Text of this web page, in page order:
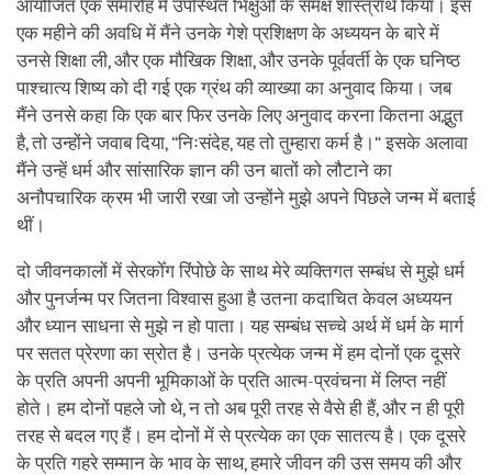
आयोजित एक समारोह में उपस्थित भिक्षुओं के समक्ष शास्त्रार्थ किया। इस
एक महीने की अवधि में मैंने उनके गेशे प्रशिक्षण के अध्ययन के बारे में
उनसे शिक्षा ली, और एक मौखिक शिक्षा, और उनके पूर्ववर्ती के एक घनिष्ठ
पाश्चात्य शिष्य को दी गई एक ग्रंथ की व्याख्या का अनुवाद किया। जब
मैंने उनसे कहा कि एक बार फिर उनके लिए अनुवाद करना कितना अद्भुत
है, तो उन्होंने जवाब दिया, “निःसंदेह, यह तो तुम्हारा कर्म है।“ इसके अलावा
मैंने उन्हें धर्म और सांसारिक ज्ञान की उन बातों को लौटाने का
अनौपचारिक क्रम भी जारी रखा जो उन्होंने मुझे अपने पिछले जन्म में बताई
थीं।
दो जीवनकालों में सेरकोँग रिंपोछे के साथ मेरे व्यक्तिगत सम्बंध से मुझे धर्म
और पुनर्जन्म पर जितना विश्वास हुआ है उतना कदाचित केवल अध्ययन
और ध्यान साधना से मुझे न हो पाता। यह सम्बंध सच्चे अर्थ में धर्म के मार्ग
पर सतत प्रेरणा का स्रोत है। उनके प्रत्येक जन्म में हम दोनों एक दूसरे
के प्रति अपनी अपनी भूमिकाओं के प्रति आत्म-प्रवंचना में लिप्त नहीं
होते। हम दोनों पहले जो थे, न तो अब पूरी तरह से वैसे ही हैं, और न ही पूरी
तरह से बदल गए हैं। हम दोनों में से प्रत्येक का एक सातत्य है। एक दूसरे
के प्रति गहरे सम्मान के भाव के साथ, हमारे जीवन की उस समय की और